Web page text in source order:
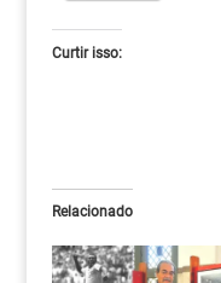
Curtir isso:
Relacionado